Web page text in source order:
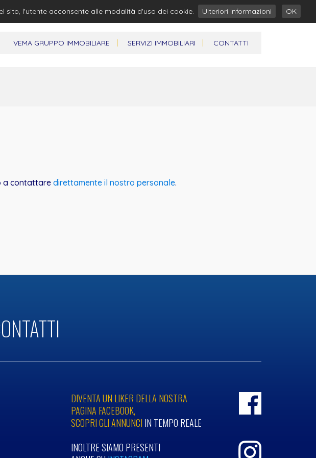
VEMA GRUPPO IMMOBILIARE SERVIZI IMMOBILIARI CONTATTI
a contattare direttamente il nostro personale.
DIVENTA UN LIKER DELLA NOSTRA
PAGINA FACEBOOK,
SCOPRI GLI ANNUNCI IN TEMPO REALE
INOLTRE SIAMO PRESENTI
sito, l'utente acconsente alle modalità d'uso dei cookie. Ulteriori Informazioni OK